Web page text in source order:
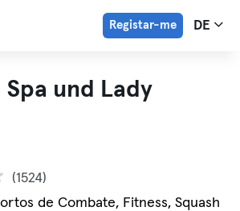
Registar-me DE
und Lady
(1524)
de Combate, Fitness, Squash